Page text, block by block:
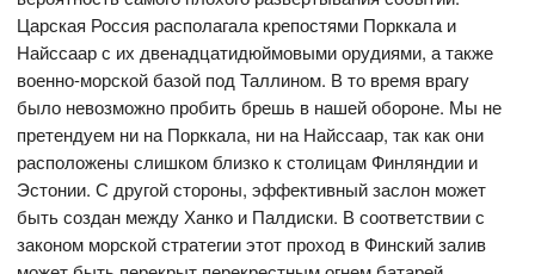
Царская Россия располагала крепостями Порккала и
Найссаар с их двенадцатидюймовыми орудиями, а также
военно-морской базой под Таллином. В то время врагу
было невозможно пробить брешь в нашей обороне. Мы не
претендуем ни на Порккала, ни на Найссаар, так как они
расположены слишком близко к столицам Финляндии и
Эстонии. С другой стороны, эффективный заслон может
быть создан между Ханко и Палдиски. В соответствии с
законом морской стратегии этот проход в Финский залив